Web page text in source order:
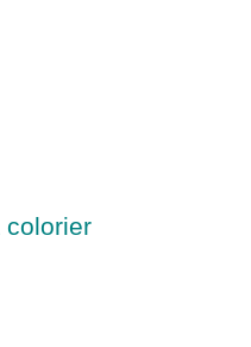
colorier